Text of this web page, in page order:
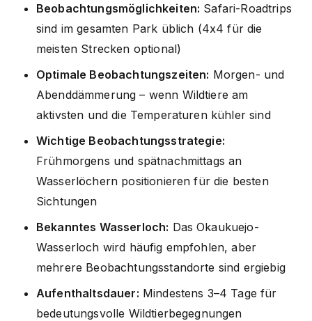
Beobachtungsmöglichkeiten: Safari-Roadtrips
sind im gesamten Park üblich (4x4 für die
meisten Strecken optional)
Optimale Beobachtungszeiten: Morgen- und
Abenddämmerung – wenn Wildtiere am
aktivsten und die Temperaturen kühler sind
Wichtige Beobachtungsstrategie:
Frühmorgens und spätnachmittags an
Wasserlöchern positionieren für die besten
Sichtungen
Bekanntes Wasserloch: Das Okaukuejo-
Wasserloch wird häufig empfohlen, aber
mehrere Beobachtungsstandorte sind ergiebig
Aufenthaltsdauer: Mindestens 3–4 Tage für
bedeutungsvolle Wildtierbegegnungen